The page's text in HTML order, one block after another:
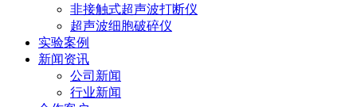
非接触式超声波打断仪
超声波细胞破碎仪
实验案例
新闻资讯
公司新闻
行业新闻